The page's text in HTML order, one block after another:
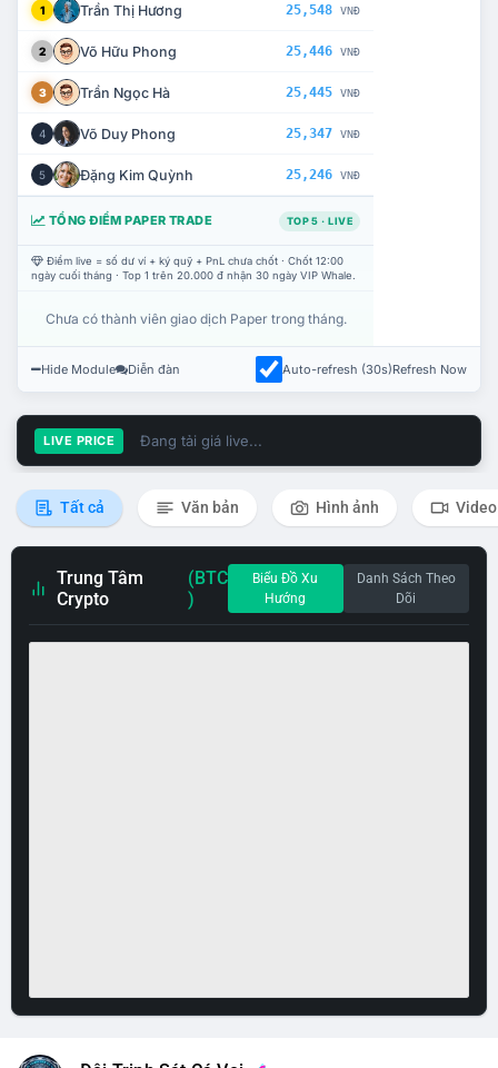
1 Trần Thị Hương 25,548 VNĐ
2 Võ Hữu Phong 25,446 VNĐ
3 Trần Ngọc Hà 25,445 VNĐ
4 Võ Duy Phong 25,347 VNĐ
5 Đặng Kim Quỳnh 25,246 VNĐ
TỔNG ĐIỂM PAPER TRADE TOP 5 · LIVE
Điểm live = số dư ví + ký quỹ + PnL chưa chốt · Chốt 12:00
ngày cuối tháng · Top 1 trên 20.000 đ nhận 30 ngày VIP Whale.
Chưa có thành viên giao dịch Paper trong tháng.
Hide Module Diễn đàn Auto-refresh (30s)Refresh Now
LIVE PRICE Đang tải giá live...
Tất cả Văn bản Hình ảnh Video
Trung Tâm
Crypto
(BTC
)
Biểu Đồ Xu
Hướng
Danh Sách Theo
Dõi